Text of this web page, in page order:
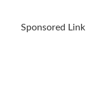
Sponsored Link